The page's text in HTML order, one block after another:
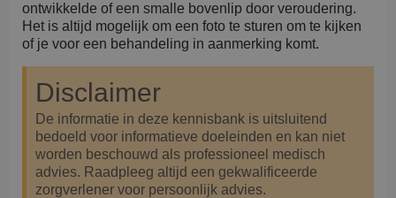
ontwikkelde of een smalle bovenlip door veroudering.
Het is altijd mogelijk om een foto te sturen om te kijken
of je voor een behandeling in aanmerking komt.
Disclaimer
De informatie in deze kennisbank is uitsluitend
bedoeld voor informatieve doeleinden en kan niet
worden beschouwd als professioneel medisch
advies. Raadpleeg altijd een gekwalificeerde
zorgverlener voor persoonlijk advies.